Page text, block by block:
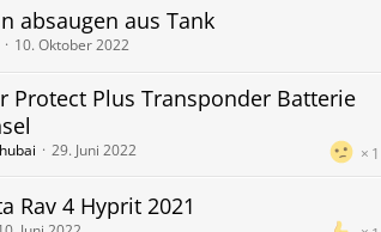
absaugen aus Tank
10. Oktober 2022
Protect Plus Transponder Batterie
1
29. Juni 2022
Rav 4 Hyprit 2021